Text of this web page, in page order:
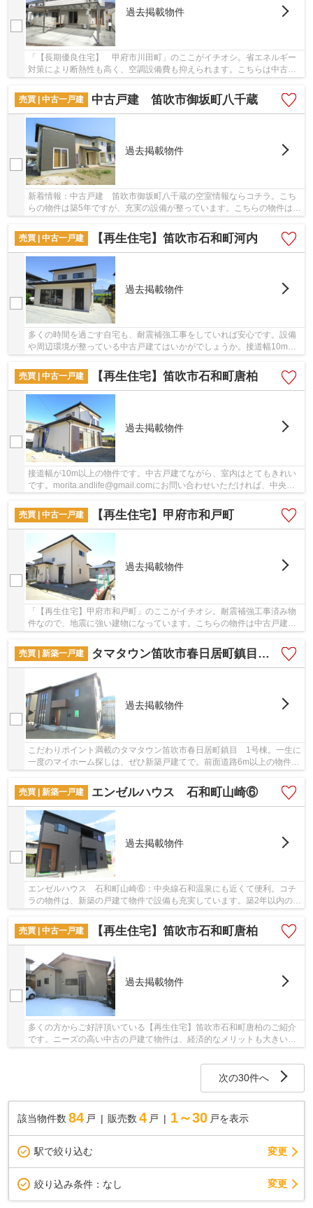
過去掲載物件
「【長期優良住宅】 甲府市川田町」のここがイチオシ。省エネルギー
対策により断熱性も高く、空調設備費も抑えられます。こちらは中古一
売買 | 中古一戸建
中古戸建 笛吹市御坂町八千蔵
過去掲載物件
新着情報：中古戸建 笛吹市御坂町八千蔵の空室情報ならコチラ。こち
らの物件は築5年ですが、充実の設備が整っています。こちらの物件は中
古戸建物件です。前面道路6m以上の物件です。...
売買 | 中古一戸建
【再生住宅】笛吹市石和町河内
過去掲載物件
多くの時間を過ごす自宅も、耐震補強工事をしていれば安心です。設備
や周辺環境が整っている中古戸建てはいかがでしょうか。接道幅10m以
上というこだわり条件が適用される物件です。＆...
売買 | 中古一戸建
【再生住宅】笛吹市石和町唐柏
過去掲載物件
接道幅が10m以上の物件です。中古戸建てながら、室内はとてもきれい
です。morita.andlife@gmail.comにお問い合わせいただければ、中央線
売買 | 中古一戸建
【再生住宅】甲府市和戸町
過去掲載物件
「【再生住宅】甲府市和戸町」のここがイチオシ。耐震補強工事済み物
件なので、地震に強い建物になっています。こちらの物件は中古戸建物
売買 | 新築一戸建
タマタウン笛吹市春日居町鎮目 1号棟
過去掲載物件
こだわりポイント満載のタマタウン笛吹市春日居町鎮目 1号棟。一生に
一度のマイホーム探しは、ぜひ新築戸建てで。前面道路6m以上の物件で
売買 | 新築一戸建
エンゼルハウス 石和町山崎⑥
過去掲載物件
エンゼルハウス 石和町山崎⑥：中央線石和温泉にも近くて便利。コチ
ラの物件は、新築の戸建て物件で設備も充実しています。築2年以内の物
売買 | 中古一戸建
【再生住宅】笛吹市石和町唐柏
過去掲載物件
多くの方からご好評頂いている【再生住宅】笛吹市石和町唐柏のご紹介
です。ニーズの高い中古の戸建て物件は、経済的なメリットも大きいで
次の30件へ
該当物件数 84 戸 販売数 4 戸 1～30 戸を表示
駅で絞り込む 変更
絞り込み条件： なし 変更